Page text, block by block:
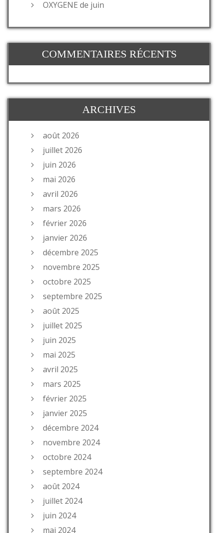
OXYGENE de juin
COMMENTAIRES RÉCENTS
ARCHIVES
août 2026
juillet 2026
juin 2026
mai 2026
avril 2026
mars 2026
février 2026
janvier 2026
décembre 2025
novembre 2025
octobre 2025
septembre 2025
août 2025
juillet 2025
juin 2025
mai 2025
avril 2025
mars 2025
février 2025
janvier 2025
décembre 2024
novembre 2024
octobre 2024
septembre 2024
août 2024
juillet 2024
juin 2024
mai 2024